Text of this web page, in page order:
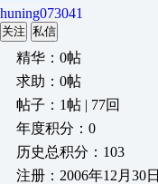
huning073041
关注 私信
精华：0帖
求助：0帖
帖子：1帖 | 77回
年度积分：0
历史总积分：103
注册：2006年12月30日